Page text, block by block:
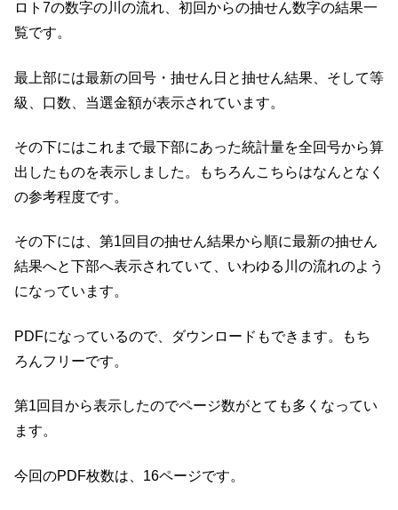
ロト7の数字の川の流れ、初回からの抽せん数字の結果一
覧です。
最上部には最新の回号・抽せん日と抽せん結果、そして等
級、口数、当選金額が表示されています。
その下にはこれまで最下部にあった統計量を全回号から算
出したものを表示しました。もちろんこちらはなんとなく
の参考程度です。
その下には、第1回目の抽せん結果から順に最新の抽せん
結果へと下部へ表示されていて、いわゆる川の流れのよう
になっています。
PDFになっているので、ダウンロードもできます。もち
ろんフリーです。
第1回目から表示したのでページ数がとても多くなってい
ます。
今回のPDF枚数は、16ページです。